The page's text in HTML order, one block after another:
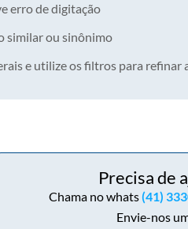
erro de digitação
similar ou sinônimo
e utilize os filtros para refinar
Precisa de
Chama no whats(41)
Envie-nos